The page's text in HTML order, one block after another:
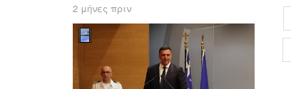
2 μήνες πριν